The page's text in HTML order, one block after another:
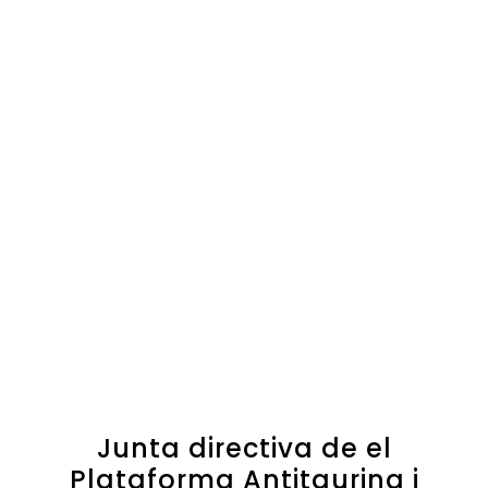
Junta directiva de el
Plataforma Antitaurina i